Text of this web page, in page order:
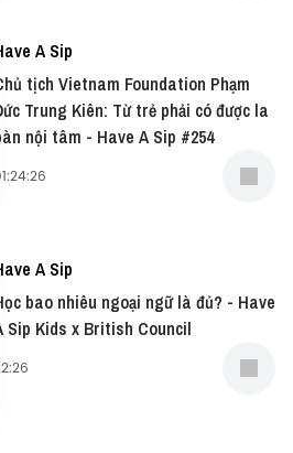
Roasters Thảo Điền (01
Đức, TP. HCM) đã đồng
trong tập podcast này.
thú vị tại website: ⁠⁠⁠⁠⁠⁠⁠⁠⁠⁠⁠⁠⁠⁠⁠⁠⁠Vietcetera⁠⁠⁠⁠⁠⁠⁠⁠⁠⁠⁠⁠⁠⁠⁠⁠⁠
A Sip
tịch Vietnam Foundation Phạm
Trung Kiên: Từ trẻ phải có được la
nội tâm - Have A Sip #254
A Sip
bao nhiêu ngoại ngữ là đủ? - Have
Sip Kids x British Council